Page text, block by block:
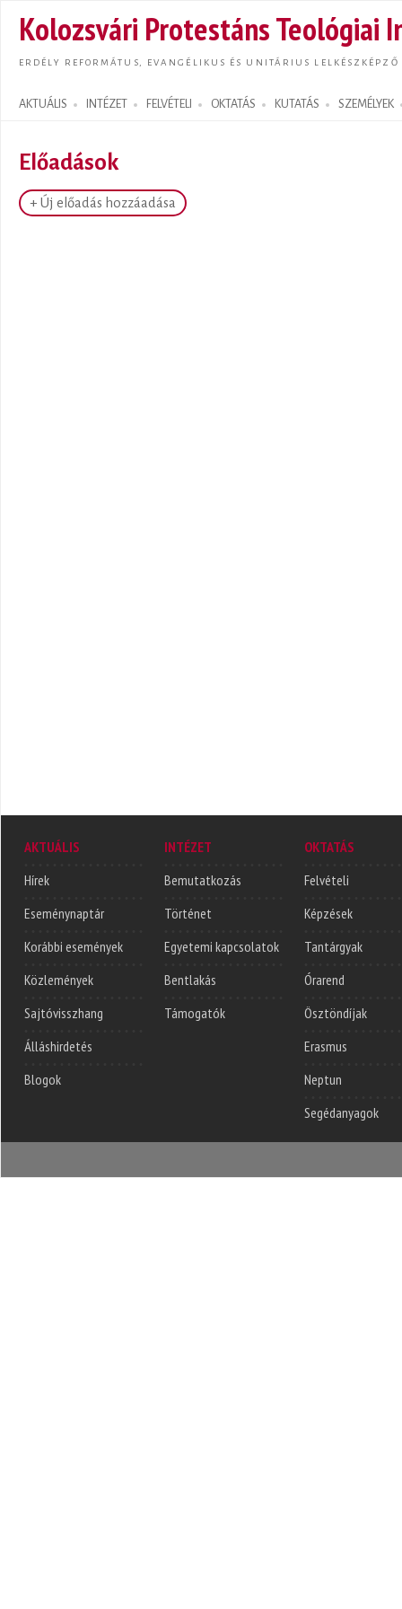
Kolozsvári Protestáns Teológiai
ERDÉLY REFORMÁTUS, EVANGÉLIKUS ÉS UNITÁRIUS LELKÉSZKÉPZŐ
AKTUÁLIS INTÉZET FELVÉTELI OKTATÁS KUTATÁS SZEMÉLYEK
Search form
Előadások
+ Új előadás hozzáadása
AKTUÁLIS
Hírek
Eseménynaptár
Korábbi események
Közlemények
Sajtóvisszhang
Álláshirdetés
Blogok
INTÉZET
Bemutatkozás
Történet
Egyetemi kapcsolatok
Bentlakás
Támogatók
OKTATÁS
Felvételi
Képzések
Tantárgyak
Órarend
Ösztöndíjak
Erasmus
Neptun
Segédanyagok